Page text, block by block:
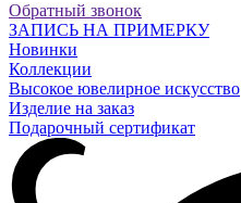
Обратный звонок
ЗАПИСЬ НА ПРИМЕРКУ
Новинки
Коллекции
Высокое ювелирное искусство
Изделие на заказ
Подарочный сертификат